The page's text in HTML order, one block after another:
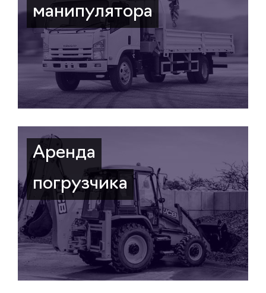
манипулятора
Аренда
погрузчика